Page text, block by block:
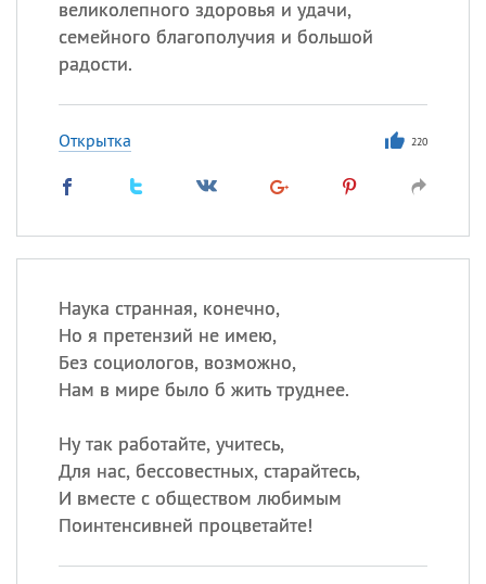
великолепного здоровья и удачи,
семейного благополучия и большой
радости.
Открытка 220
Наука странная, конечно,
Но я претензий не имею,
Без социологов, возможно,
Нам в мире было б жить труднее.
Ну так работайте, учитесь,
Для нас, бессовестных, старайтесь,
И вместе с обществом любимым
Поинтенсивней процветайте!
Сегодня празднуют именины
Александр Макар
происхождение